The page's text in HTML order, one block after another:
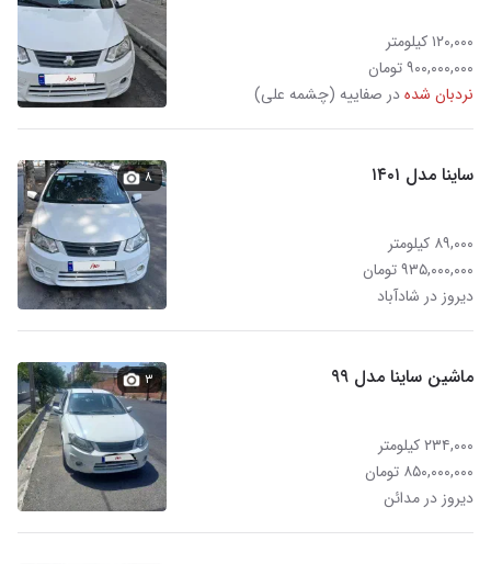
۱۲۰,۰۰۰ کیلومتر
۹۰۰,۰۰۰,۰۰۰ تومان
نردبان شدهدر صفاییه (چشمه علی)
ساینا مدل ۱۴۰۱
۸۹,۰۰۰ کیلومتر
۹۳۵,۰۰۰,۰۰۰ تومان
دیروز در شادآباد
۸
ماشین ساینا مدل ۹۹
۲۳۴,۰۰۰ کیلومتر
۸۵۰,۰۰۰,۰۰۰ تومان
دیروز در مدائن
۳